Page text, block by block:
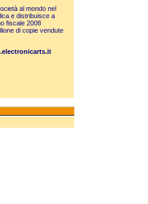
al mondo nel
e distribuisce a
fiscale 2008
di copie vendute